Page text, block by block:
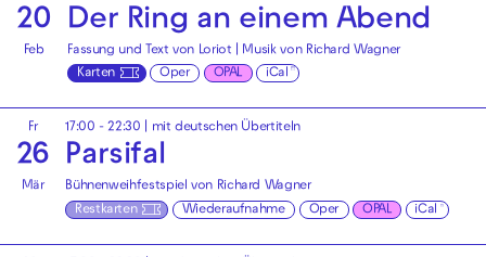
20
Feb
Der Ring an einem Abend
Fassung und Text von Loriot | Musik von Richard Wagner
Karten
Oper OPAL iCal
Fr
26
Mär
17:00 - 22:30 mit deutschen Übertiteln
Parsifal
Bühnenweihfestspiel von Richard Wagner
Restkarten
Wiederaufnahme Oper OPAL iCal